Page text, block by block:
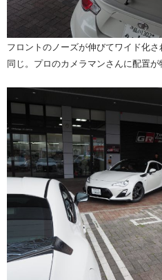
フロントのノーズが伸びてワイド化
同じ。プロのカメラマンさんに配置が